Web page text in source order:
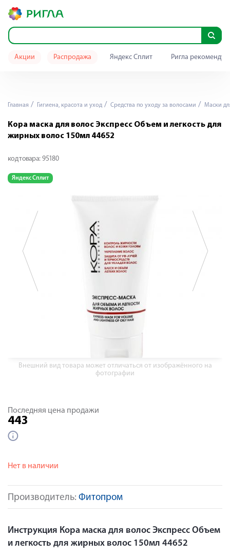
Акции Распродажа Яндекс Сплит Ригла
Главная Гигиена, красота и уход Средства по уходу за волосами Маски
Кора маска для волос Экспресс Объем и легкость для
жирных волос 150мл 44652
код товара: 95180
Яндекс Сплит
Внешний вид товара может отличаться от изображённого на
фотографии
Производитель: Фитопром
Последняя цена продажи
443
Нет в наличии
Инструкция Кора маска для волос Экспресс Объем
и легкость для жирных волос 150мл 44652